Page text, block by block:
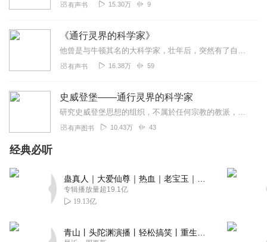
有声书 15.30万 9
《通行灵界的科学家》
他曾是与牛顿其名的大科学家，壮年后，突然有了自由往来灵界的能力。他以科学精神来研究这个非一般人能体验的世界，带给人们奇迹般的希望，以及不可或缺的灵性礼物！海伦...
有声书 16.38万 59
史威登堡——通行灵界的科学家
研究史威登堡思想的组织，不属於任何宗教的教派，由各种各样不同背景的人组成，宗旨是让更多人分享到史威登堡给予的礼物。希望大家都能透过这把钥匙，过著更为充实幸福的人...
有声图书 10.43万 43
经典必听
专辑播放量超19.1亿
19.13亿